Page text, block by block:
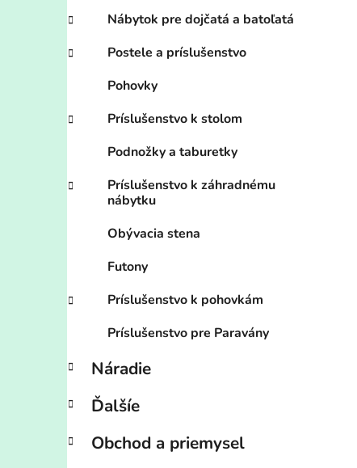
Nábytok pre dojčatá a batoľatá
Postele a príslušenstvo
Pohovky
Príslušenstvo k stolom
Podnožky a taburetky
Príslušenstvo k záhradnému
nábytku
Obývacia stena
Futony
Príslušenstvo k pohovkám
Príslušenstvo pre Paravány
Náradie
Ďalšíe
Obchod a priemysel